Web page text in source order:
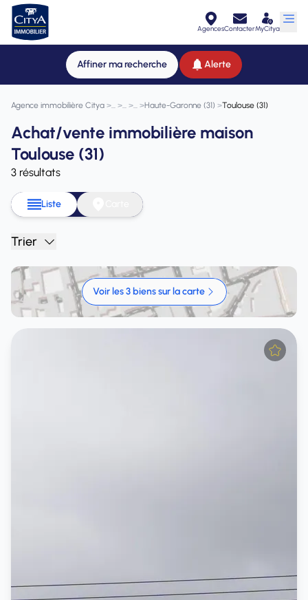
AgencesContacterMyCitya
Affiner ma recherche Alerte
Agence immobilière Citya > > > >Haute-Garonne (31) >Toulouse (31)
Achat/vente immobilière maison
Toulouse (31)
3 résultats
Liste
Trier
Voir les 3 biens sur la carte